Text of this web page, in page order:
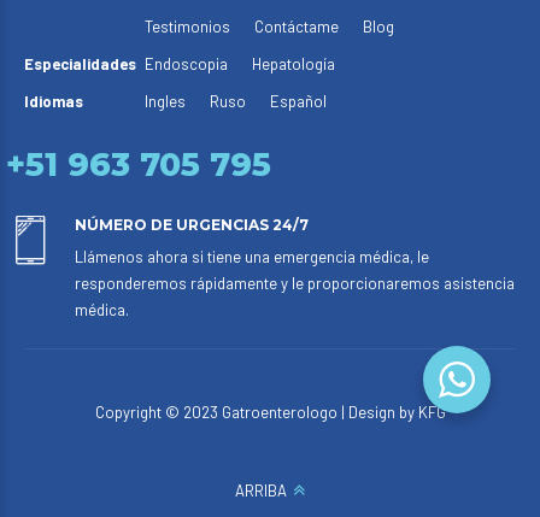
Testimonios
Contáctame
Blog
Especialidades Endoscopia
Hepatología
Idiomas
Ingles Ruso Español
+51 963 705 795
NÚMERO DE URGENCIAS 24/7
Llámenos ahora si tiene una emergencia médica, le
responderemos rápidamente y le proporcionaremos asistencia
médica.
Copyright © 2023 Gatroenterologo | Design by KFG
ARRIBA